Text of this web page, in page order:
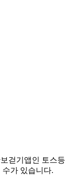
걷기앱인 토스등
가 있습니다.